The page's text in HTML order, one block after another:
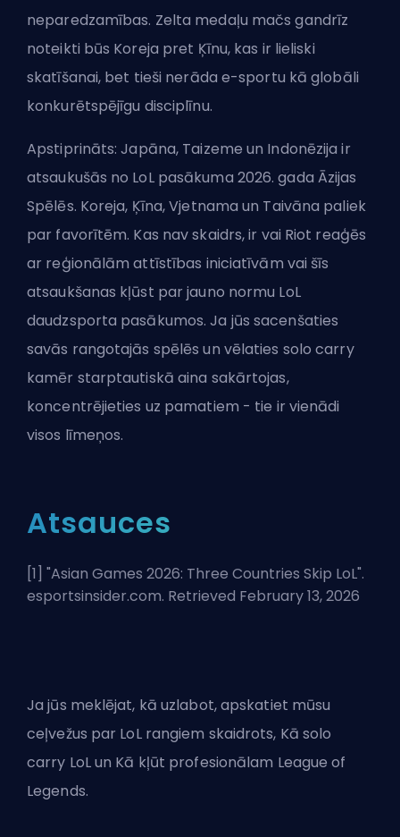
neparedzamības. Zelta medaļu mačs gandrīz
noteikti būs Koreja pret Ķīnu, kas ir lieliski
skatīšanai, bet tieši nerāda e-sportu kā globāli
konkurētspējīgu disciplīnu.
Apstiprināts: Japāna, Taizeme un Indonēzija ir
atsaukušās no LoL pasākuma 2026. gada Āzijas
Spēlēs. Koreja, Ķīna, Vjetnama un Taivāna paliek
par favorītēm. Kas nav skaidrs, ir vai Riot reaģēs
ar reģionālām attīstības iniciatīvām vai šīs
atsaukšanas kļūst par jauno normu LoL
daudzsporta pasākumos. Ja jūs sacenšaties
savās rangotajās spēlēs un vēlaties solo carry
kamēr starptautiskā aina sakārtojas,
koncentrējieties uz pamatiem - tie ir vienādi
visos līmeņos.
Atsauces
[1] "Asian Games 2026: Three Countries Skip LoL".
esportsinsider.com. Retrieved February 13, 2026
Ja jūs meklējat, kā uzlabot, apskatiet mūsu
ceļvežus par LoL rangiem skaidrots, Kā solo
carry LoLun Kā kļūt profesionālam League of
Legends.